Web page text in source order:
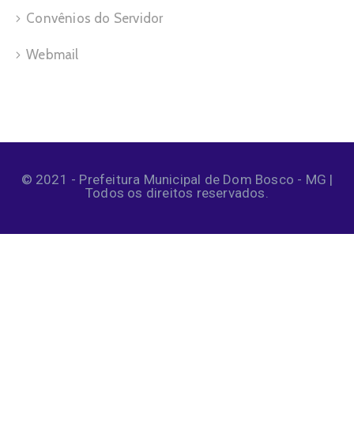
Convênios do Servidor
Webmail
© 2021 - Prefeitura Municipal de Dom Bosco - MG |
Todos os direitos reservados.